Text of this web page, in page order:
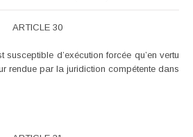
ARTICLE 30
susceptible d’exécution forcée qu’en vertu
rendue par la juridiction compétente dans